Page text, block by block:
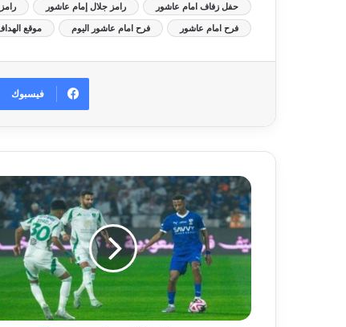
حفل زفاف امام عاشور رامز جلال إمام عاشور
فرح امام عاشور فرح امام عاشور اليوم موقع
فيسبوك